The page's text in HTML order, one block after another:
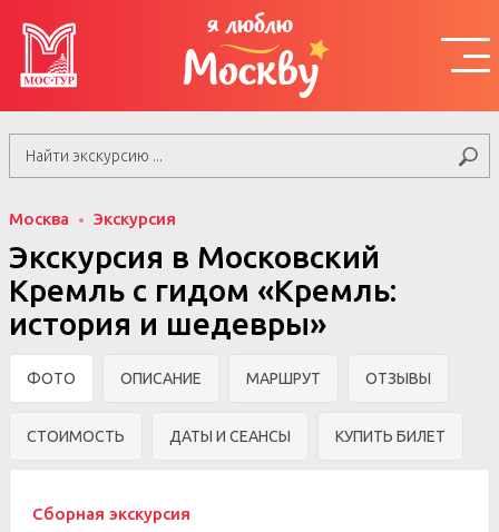
я люблю
Москву
Москва Экскурсия
Экскурсия в Московский
Кремль с гидом «Кремль:
история и шедевры»
ФОТО ОПИСАНИЕ МАРШРУТ ОТЗЫВЫ
СТОИМОСТЬ ДАТЫ И СЕАНСЫ КУПИТЬ БИЛЕТ
Сборная экскурсия